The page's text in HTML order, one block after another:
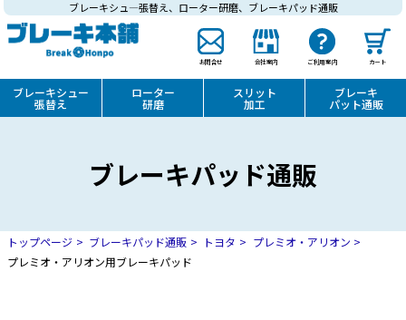
ブレーキシュ―張替え、ローター研磨、ブレーキパッド通販
お問合せ 会社案内 ご利用案内 カート
ブレーキシュー
張替え
ローター
研磨
スリット
加工
ブレーキ
パット通販
ブレーキパッド通販
トップページ ブレーキパッド通販 トヨタ
プレミオ・アリオン
プレミオ・アリオン用ブレーキパッド